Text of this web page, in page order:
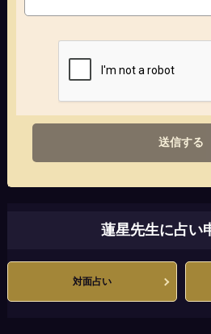
送信する
蓮星先生に占い
対面占い